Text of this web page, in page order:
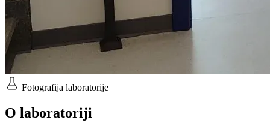
Fotografija laboratorije
O laboratoriji